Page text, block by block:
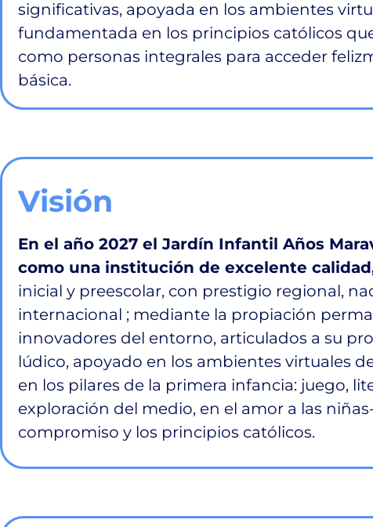
significativas, apoyada en los ambientes
fundamentada en los principios católicos
como personas integrales para acceder
básica.
Visión
En el año 2027 el Jardín Infantil Años
como una institución de excelente
inicial y preescolar, con prestigio regional,
internacional ; mediante la propiación
innovadores del entorno, articulados a su
lúdico, apoyado en los ambientes virtuales
en los pilares de la primera infancia: juego,
exploración del medio, en el amor a las
compromiso y los principios católicos.